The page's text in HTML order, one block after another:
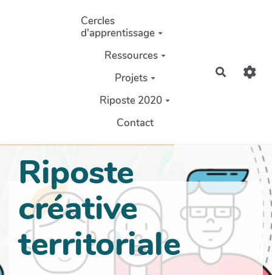
Aller au contenu principal
Cercles
d'apprentissage
Ressources
Projets
Riposte 2020
Contact
Riposte
créative
territoriale